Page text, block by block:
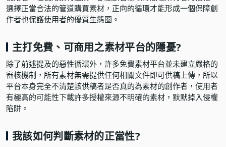
選擇正當合法的管道購買素材，正向的循環才能形成一個保障創
作者也保護使用者的優質生態圈。
主打免費、可商用之素材平台的隱憂?
除了前述提及的惡性循環外，許多免費素材平台並未建立嚴格的
審核機制，所有素材無需提供任何相關文件即可供稿上傳，所以
平台本身完全不清楚該供稿者是否真的為素材的創作者，使用者
有極高的可能性下載許多授權來源不明確的素材，默默掉入侵權
陷阱。
我該如何判斷素材的正當性?